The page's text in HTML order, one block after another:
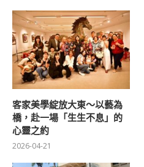
客家美學綻放大東～以藝為
橋，赴一場「生生不息」的
心靈之約
2026-04-21